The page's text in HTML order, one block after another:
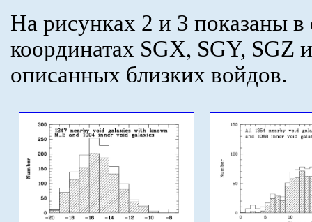
На рисунках 2 и 3 показаны в
координатах SGX, SGY, SGZ
описанных близких войдов.